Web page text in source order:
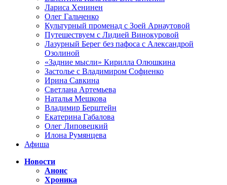
Лариса Хенинен
Олег Гальченко
Культурный променад с Зоей Арнаутовой
Путешествуем с Лидией Винокуровой
Лазурный Берег без пафоса с Александрой
Озолиной
«Задние мысли» Кирилла Олюшкина
Застолье с Владимиром Софиенко
Ирина Савкина
Светлана Артемьева
Наталья Мешкова
Владимир Берштейн
Екатерина Габалова
Олег Липовецкий
Илона Румянцева
Афиша
Новости
Анонс
Хроника